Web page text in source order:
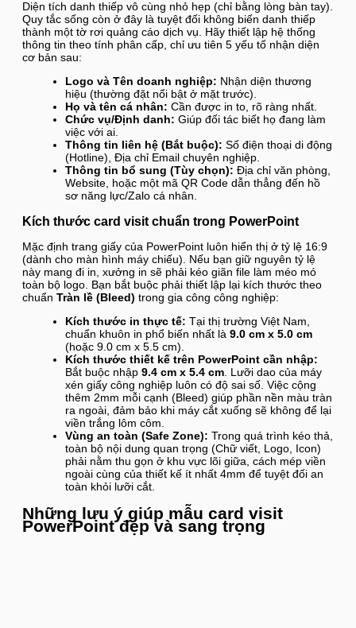
Diện tích danh thiếp vô cùng nhỏ hẹp (chỉ bằng lòng bàn tay).
Quy tắc sống còn ở đây là tuyệt đối không biến danh thiếp
thành một tờ rơi quảng cáo dịch vụ. Hãy thiết lập hệ thống
thông tin theo tính phân cấp, chỉ ưu tiên 5 yếu tố nhận diện
cơ bản sau:
Logo và Tên doanh nghiệp: Nhận diện thương
hiệu (thường đặt nổi bật ở mặt trước).
Họ và tên cá nhân: Cần được in to, rõ ràng nhất.
Chức vụ/Định danh: Giúp đối tác biết họ đang làm
việc với ai.
Thông tin liên hệ (Bắt buộc): Số điện thoại di động
(Hotline), Địa chỉ Email chuyên nghiệp.
Thông tin bổ sung (Tùy chọn): Địa chỉ văn phòng,
Website, hoặc một mã QR Code dẫn thẳng đến hồ
sơ năng lực/Zalo cá nhân.
Kích thước card visit chuẩn trong PowerPoint
Mặc định trang giấy của PowerPoint luôn hiển thị ở tỷ lệ 16:9
(dành cho màn hình máy chiếu). Nếu bạn giữ nguyên tỷ lệ
này mang đi in, xưởng in sẽ phải kéo giãn file làm méo mó
toàn bộ logo. Bạn bắt buộc phải thiết lập lại kích thước theo
chuẩn Tràn lề (Bleed) trong gia công công nghiệp:
Kích thước in thực tế: Tại thị trường Việt Nam,
chuẩn khuôn in phổ biến nhất là 9.0 cm x 5.0 cm
(hoặc 9.0 cm x 5.5 cm).
Kích thước thiết kế trên PowerPoint cần nhập:
Bắt buộc nhập 9.4 cm x 5.4 cm. Lưỡi dao của máy
xén giấy công nghiệp luôn có độ sai số. Việc cộng
thêm 2mm mỗi cạnh (Bleed) giúp phần nền màu tràn
ra ngoài, đảm bảo khi máy cắt xuống sẽ không để lại
viền trắng lôm côm.
Vùng an toàn (Safe Zone): Trong quá trình kéo thả,
toàn bộ nội dung quan trọng (Chữ viết, Logo, Icon)
phải nằm thu gọn ở khu vực lõi giữa, cách mép viền
ngoài cùng của thiết kế ít nhất 4mm để tuyệt đối an
toàn khỏi lưỡi cắt.
Những lưu ý giúp mẫu card visit
PowerPoint đẹp và sang trọng